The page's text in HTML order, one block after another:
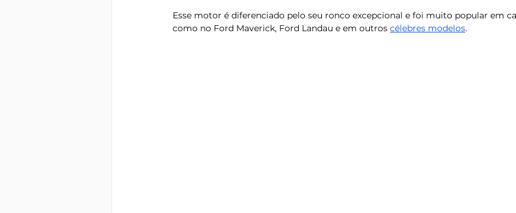
Esse motor é diferenciado pelo seu ronco excepcional e foi muito popular em
como no Ford Maverick, Ford Landau e em outros célebres modelos.